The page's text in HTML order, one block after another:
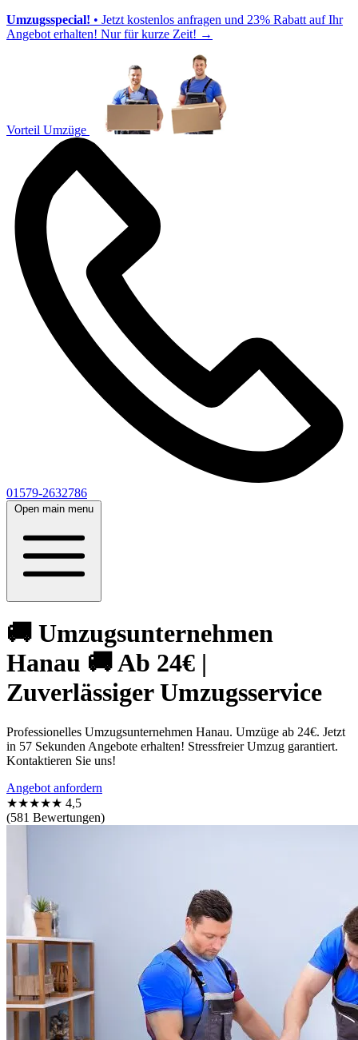
Umzugsspecial! • Jetzt kostenlos anfragen und 23% Rabatt auf Ihr
Angebot erhalten! Nur für kurze Zeit! →
Vorteil Umzüge
01579-2632786
Open main menu
🚚 Umzugsunternehmen
Hanau 🚚 Ab 24€ |
Zuverlässiger Umzugsservice
Professionelles Umzugsunternehmen Hanau. Umzüge ab 24€. Jetzt
in 57 Sekunden Angebote erhalten! Stressfreier Umzug garantiert.
Kontaktieren Sie uns!
Angebot anfordern
★★★★★ 4,5
(581 Bewertungen)